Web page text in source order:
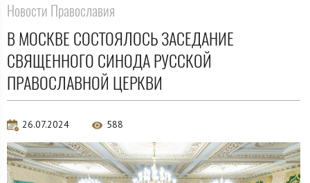
Новости Православия
В МОСКВЕ СОСТОЯЛОСЬ ЗАСЕДАНИЕ
СВЯЩЕННОГО СИНОДА РУССКОЙ
ПРАВОСЛАВНОЙ ЦЕРКВИ
26.07.2024 588